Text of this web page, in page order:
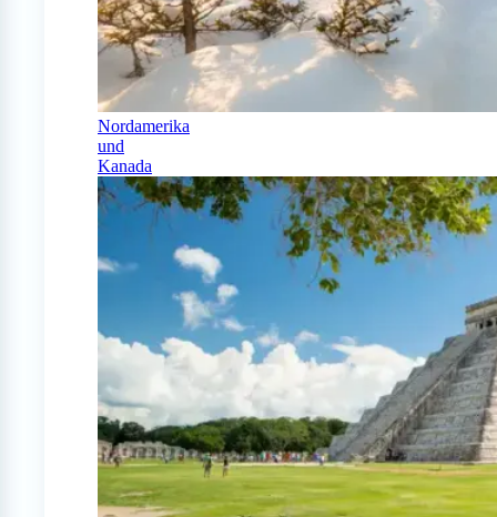
Nordamerika
und
Kanada